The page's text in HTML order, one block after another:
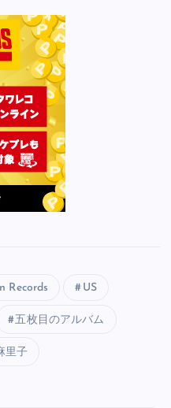
Records US
五枚目のアルバム
里子